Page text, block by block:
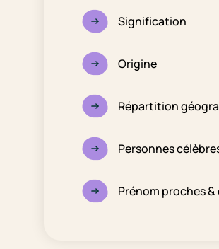
Signification
Origine
Répartition
Personnes
Prénom proches